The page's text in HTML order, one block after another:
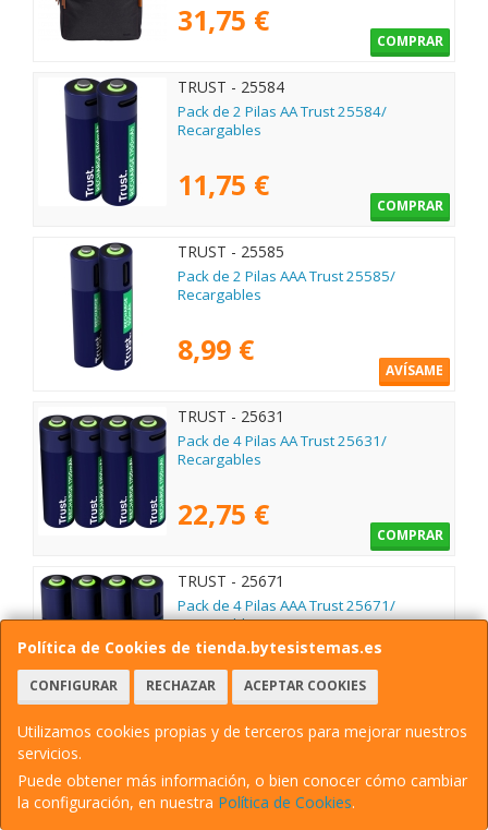
31,75 €
COMPRAR
TRUST - 25584
Pack de 2 Pilas AA Trust 25584/
Recargables
11,75 €
COMPRAR
TRUST - 25585
Pack de 2 Pilas AAA Trust 25585/
Recargables
8,99 €
AVÍSAME
TRUST - 25631
Pack de 4 Pilas AA Trust 25631/
Recargables
22,75 €
COMPRAR
TRUST - 25671
Pack de 4 Pilas AAA Trust 25671/
Recargables
18,25 €
COMPRAR
TRUST - 25745
Pilas 6LR61 Trust 25745/ 9V/
Recargables
Política de Cookies de tienda.bytesistemas.es
CONFIGURAR RECHAZAR ACEPTAR COOKIES
Utilizamos cookies propias y de terceros para mejorar nuestros
servicios.
Puede obtener más información, o bien conocer cómo cambiar
la configuración, en nuestra Política de Cookies.